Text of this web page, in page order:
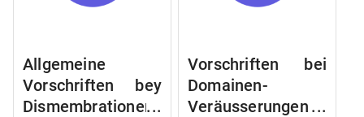
Allgemeine
Vorschriften bey
Dismembrationen
Vorschriften bei
Domainen-
Veräusserungen